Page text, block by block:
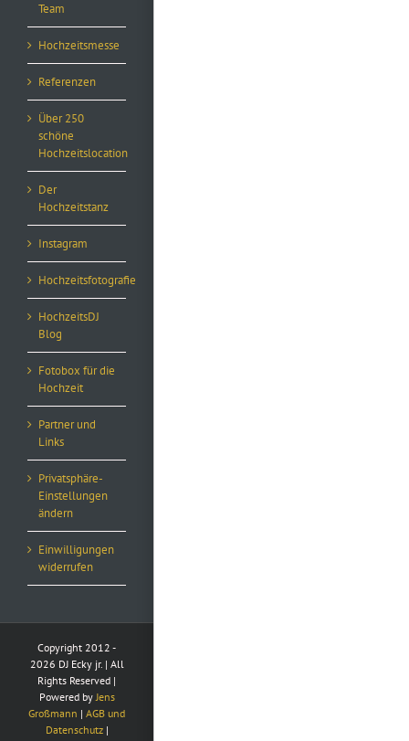
Team
Hochzeitsmesse
Referenzen
Über 250
schöne
Hochzeitslocation
Der
Hochzeitstanz
Instagram
Hochzeitsfotografie
HochzeitsDJ
Blog
Fotobox für die
Hochzeit
Partner und
Links
Privatsphäre-
Einstellungen
ändern
Einwilligungen
widerrufen
Copyright 2012 -
2026 DJ Ecky jr. | All
Rights Reserved |
Powered byJens
Großmann | AGB und
Datenschutz|